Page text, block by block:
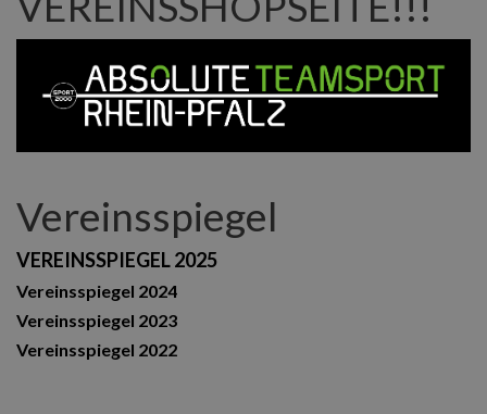
Vereinsspiegel
VEREINSSPIEGEL 2025
Vereinsspiegel 2024
Vereinsspiegel 2023
Vereinsspiegel 2022